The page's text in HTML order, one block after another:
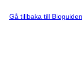
Gå tillbaka till Bioguiden